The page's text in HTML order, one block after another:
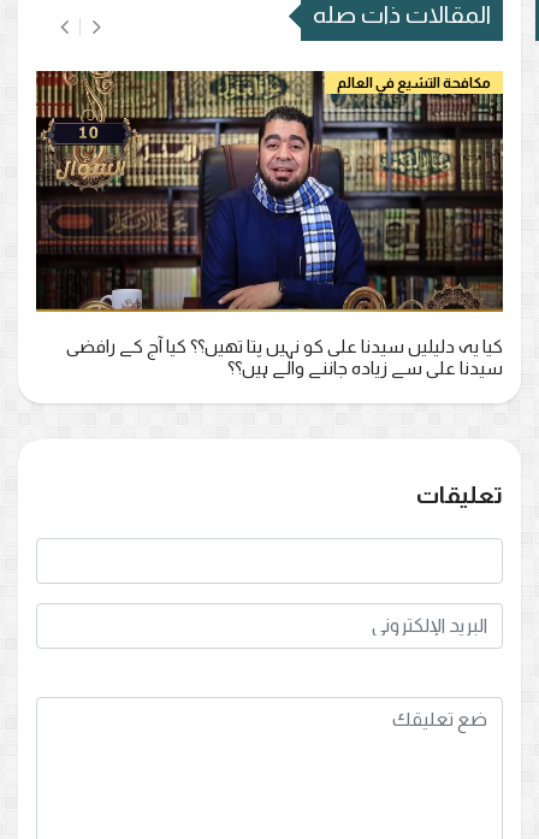
المقالات ذات صله
مكافحة التشيع في العالم
کیا یہ دلیلیں سیدنا علی کو نہیں پتا تھیں؟؟ کیا آج کے رافضی
سیدنا علی سے زیادہ جاننے والے ہیں؟؟
تعليقات